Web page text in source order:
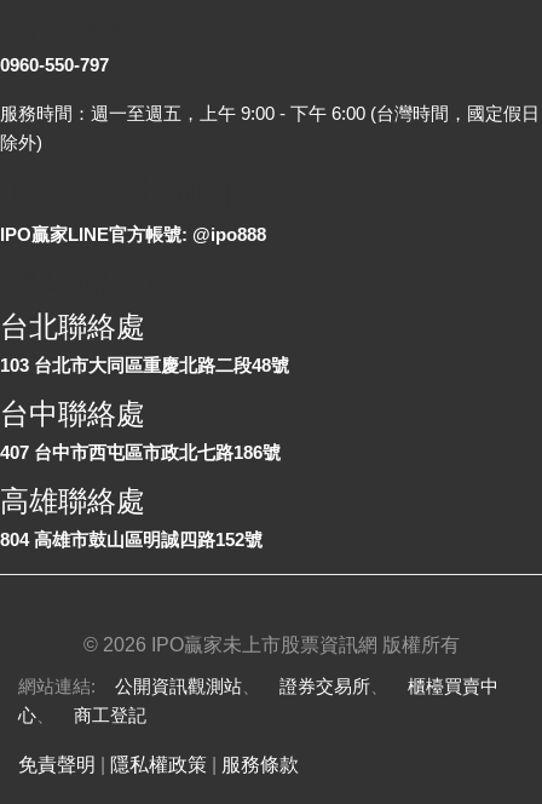
0960-550-797
服務時間：週一至週五，上午 9:00 - 下午 6:00 (台灣時間，國定假日
除外)
IPO贏家LINE官方帳號: @ipo888
台北聯絡處
103 台北市大同區重慶北路二段48號
台中聯絡處
407 台中市西屯區市政北七路186號
高雄聯絡處
804 高雄市鼓山區明誠四路152號
© 2026 IPO贏家未上市股票資訊網 版權所有
網站連結: 公開資訊觀測站 證券交易所
櫃檯買賣中
心
商工登記
免責聲明 隱私權政策 服務條款